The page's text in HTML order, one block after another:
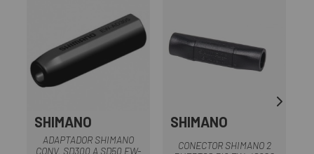
SHIMANO
ADAPTADOR SHIMANO
CONV. SD300 A SD50 EW-
SHIMANO
CONECTOR SHIMANO 2